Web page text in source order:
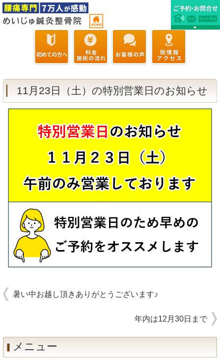
11月23日（土）の特別営業日のお知らせ
暑い中お越し頂きありがとうございます♪
年内は12月30日まで
メニュー